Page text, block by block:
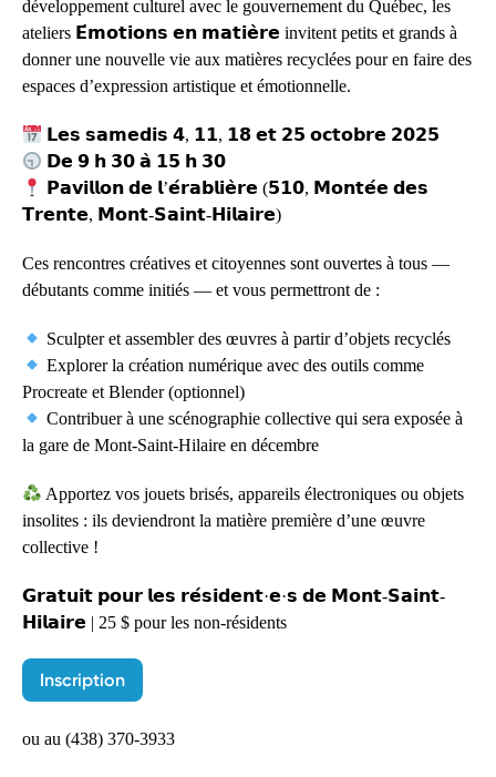
développement culturel avec le gouvernement du Québec, les
ateliers 𝗘́𝗺𝗼𝘁𝗶𝗼𝗻𝘀 𝗲𝗻 𝗺𝗮𝘁𝗶𝗲̀𝗿𝗲 invitent petits et grands à
donner une nouvelle vie aux matières recyclées pour en faire des
espaces d’expression artistique et émotionnelle.
𝗟𝗲𝘀 𝘀𝗮𝗺𝗲𝗱𝗶𝘀 𝟰, 𝟭𝟭, 𝟭𝟴 𝗲𝘁 𝟮𝟱 𝗼𝗰𝘁𝗼𝗯𝗿𝗲 𝟮𝟬𝟮𝟱
𝗗𝗲 𝟵 𝗵 𝟯𝟬 𝗮̀ 𝟭𝟱 𝗵 𝟯𝟬
𝗣𝗮𝘃𝗶𝗹𝗹𝗼𝗻 𝗱𝗲 𝗹’𝗲́𝗿𝗮𝗯𝗹𝗶𝗲̀𝗿𝗲 (𝟱𝟭𝟬, 𝗠𝗼𝗻𝘁𝗲́𝗲 𝗱𝗲𝘀
𝗧𝗿𝗲𝗻𝘁𝗲, 𝗠𝗼𝗻𝘁-𝗦𝗮𝗶𝗻𝘁-𝗛𝗶𝗹𝗮𝗶𝗿𝗲)
Ces rencontres créatives et citoyennes sont ouvertes à tous —
débutants comme initiés — et vous permettront de :
Sculpter et assembler des œuvres à partir d’objets recyclés
Explorer la création numérique avec des outils comme
Procreate et Blender (optionnel)
Contribuer à une scénographie collective qui sera exposée à
la gare de Mont-Saint-Hilaire en décembre
Apportez vos jouets brisés, appareils électroniques ou objets
insolites : ils deviendront la matière première d’une œuvre
collective !
𝗚𝗿𝗮𝘁𝘂𝗶𝘁 𝗽𝗼𝘂𝗿 𝗹𝗲𝘀 𝗿𝗲́𝘀𝗶𝗱𝗲𝗻𝘁·𝗲·𝘀 𝗱𝗲 𝗠𝗼𝗻𝘁-𝗦𝗮𝗶𝗻𝘁-
𝗛𝗶𝗹𝗮𝗶𝗿𝗲 | 25 $ pour les non-résidents
Inscription
ou au (438) 370-3933